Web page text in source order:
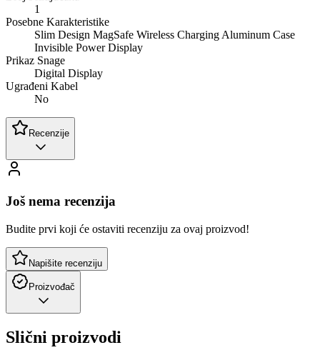
1
Posebne Karakteristike
Slim Design MagSafe Wireless Charging Aluminum Case
Invisible Power Display
Prikaz Snage
Digital Display
Ugrađeni Kabel
No
Recenzije
Još nema recenzija
Budite prvi koji će ostaviti recenziju za ovaj proizvod!
Napišite recenziju
Proizvođač
Slični proizvodi